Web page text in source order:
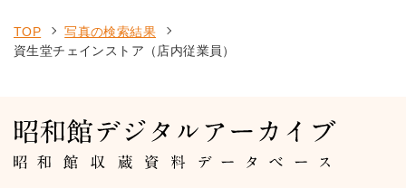
TOP
写真の検索結果
資生堂チェインストア（店内従業員）